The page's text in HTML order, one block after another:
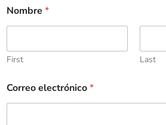
Nombre *
First Last
Correo electrónico*